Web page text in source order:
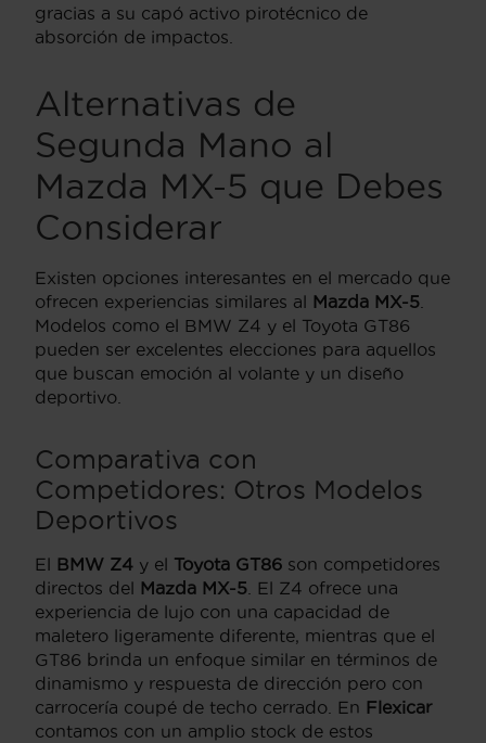
gracias a su capó activo pirotécnico de
absorción de impactos.
Alternativas de
Segunda Mano al
Mazda MX-5 que Debes
Considerar
Existen opciones interesantes en el mercado que
ofrecen experiencias similares al Mazda MX-5
Modelos como el BMW Z4 y el Toyota GT86
pueden ser excelentes elecciones para aquellos
que buscan emoción al volante y un diseño
deportivo.
Comparativa con
Competidores: Otros Modelos
Deportivos
El BMW Z4 y el Toyota GT86 son competidores
directos del Mazda MX-5 . El Z4 ofrece una
experiencia de lujo con una capacidad de
maletero ligeramente diferente, mientras que el
GT86 brinda un enfoque similar en términos de
dinamismo y respuesta de dirección pero con
carrocería coupé de techo cerrado. En Flexicar
contamos con un amplio stock de estos